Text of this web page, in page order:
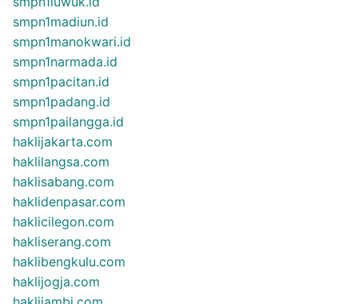
smpn1madiun.id
smpn1manokwari.id
smpn1narmada.id
smpn1pacitan.id
smpn1padang.id
smpn1pailangga.id
haklijakarta.com
haklilangsa.com
haklisabang.com
haklidenpasar.com
haklicilegon.com
hakliserang.com
haklibengkulu.com
haklijogja.com